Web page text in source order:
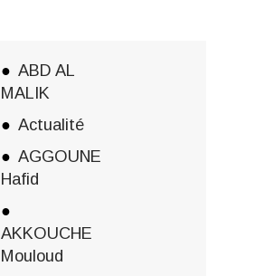
ABD AL
MALIK
Actualité
AGGOUNE
Hafid
AKKOUCHE
Mouloud